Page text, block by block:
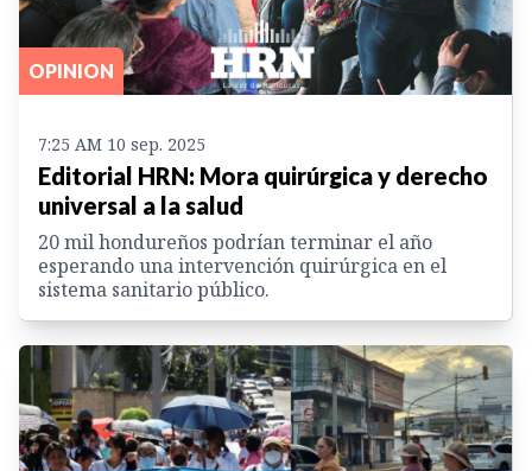
OPINION
7:25 AM 10 sep. 2025
Editorial HRN: Mora quirúrgica y derecho
universal a la salud
20 mil hondureños podrían terminar el año
esperando una intervención quirúrgica en el
sistema sanitario público.